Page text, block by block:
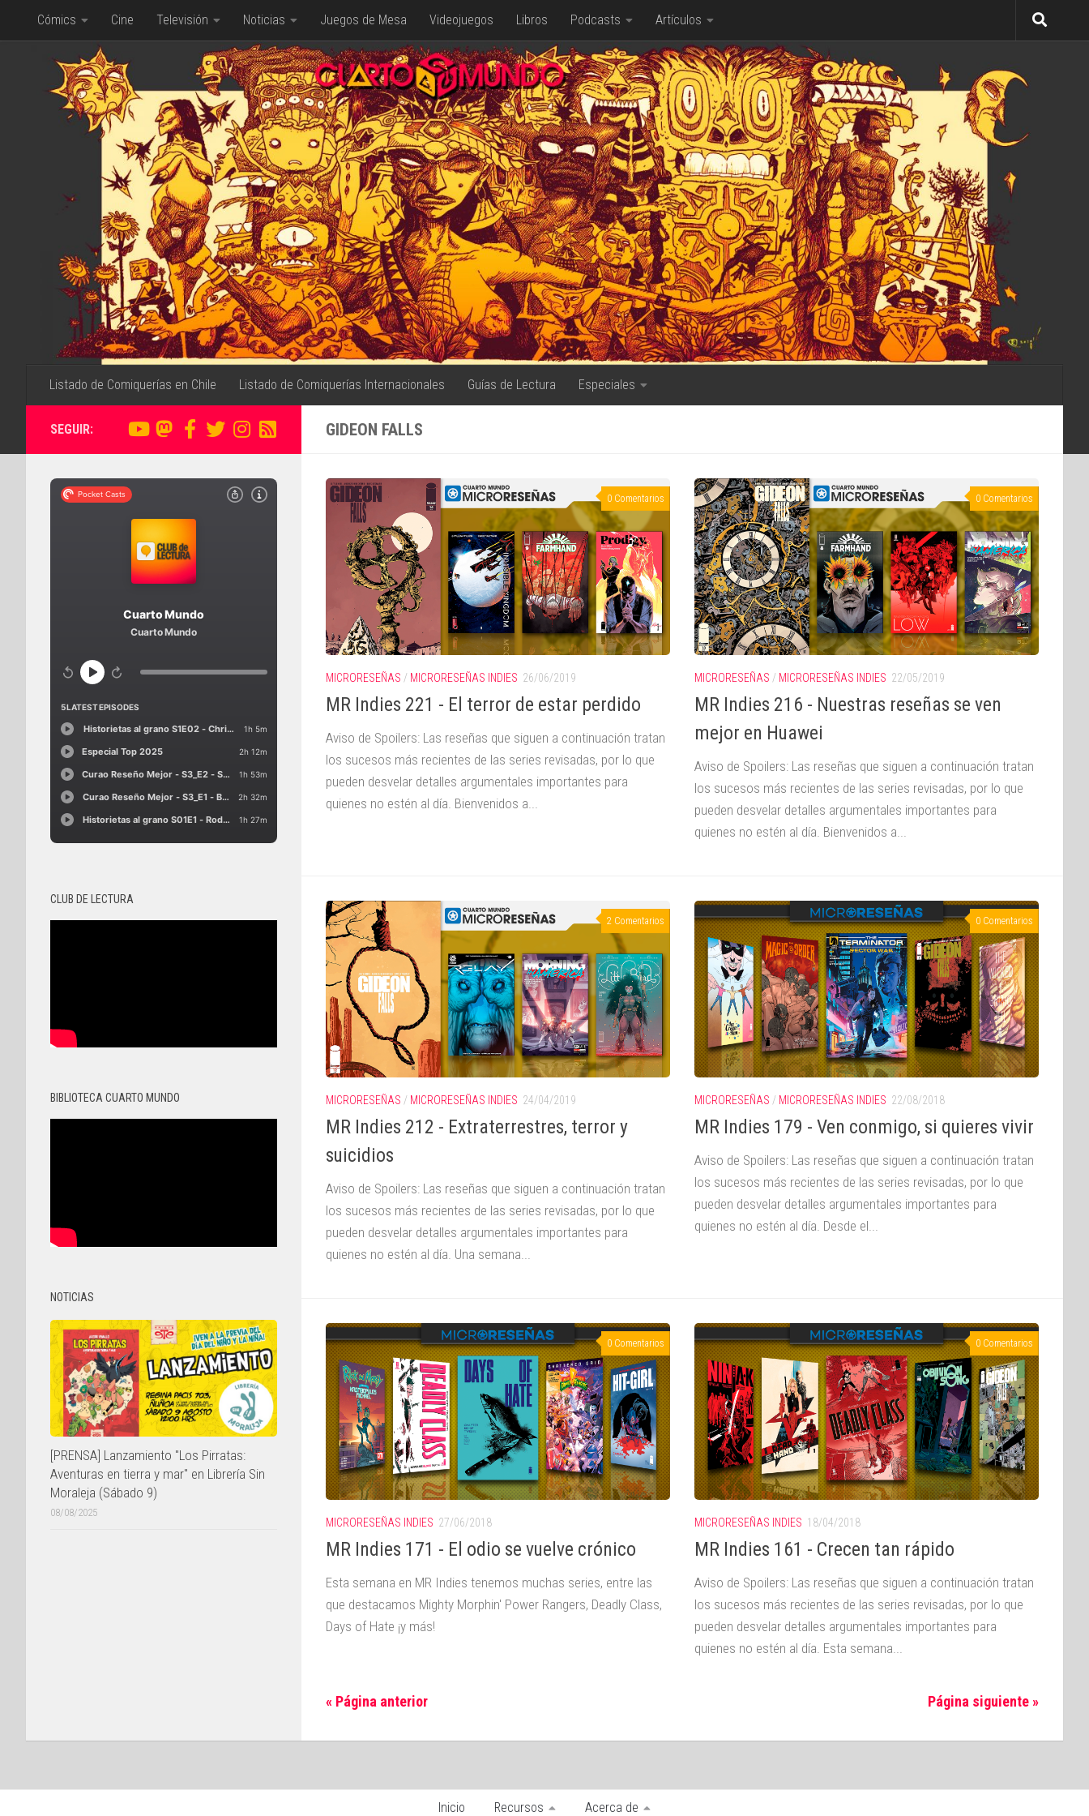
Saltar al contenido
Cómics Cine Televisión Noticias Juegos de Mesa Videojuegos Libros Podcasts Artículos
Listado de Comiquerías en Chile Listado de Comiquerías Internacionales Guías de Lectura Especiales
GIDEON FALLS
0 Comentarios
MICRORESEÑAS / MICRORESEÑAS INDIES 26/06/2019
MR Indies 221 - El terror de estar perdido
Aviso de Spoilers: Las reseñas que siguen a continuación tratan
los sucesos más recientes de las series revisadas, por lo que
pueden desvelar detalles argumentales importantes para
quienes no estén al día. Bienvenidos a...
0 Comentarios
MICRORESEÑAS / MICRORESEÑAS INDIES 22/05/2019
MR Indies 216 - Nuestras reseñas se ven
mejor en Huawei
Aviso de Spoilers: Las reseñas que siguen a continuación tratan
los sucesos más recientes de las series revisadas, por lo que
pueden desvelar detalles argumentales importantes para
quienes no estén al día. Bienvenidos a...
2 Comentarios
MICRORESEÑAS / MICRORESEÑAS INDIES 24/04/2019
MR Indies 212 - Extraterrestres, terror y
suicidios
Aviso de Spoilers: Las reseñas que siguen a continuación tratan
los sucesos más recientes de las series revisadas, por lo que
pueden desvelar detalles argumentales importantes para
quienes no estén al día. Una semana...
0 Comentarios
MICRORESEÑAS / MICRORESEÑAS INDIES 22/08/2018
MR Indies 179 - Ven conmigo, si quieres vivir
Aviso de Spoilers: Las reseñas que siguen a continuación tratan
los sucesos más recientes de las series revisadas, por lo que
pueden desvelar detalles argumentales importantes para
quienes no estén al día. Desde el...
0 Comentarios
MICRORESEÑAS INDIES 27/06/2018
MR Indies 171 - El odio se vuelve crónico
Esta semana en MR Indies tenemos muchas series, entre las
que destacamos Mighty Morphin' Power Rangers, Deadly Class,
Days of Hate ¡y más!
0 Comentarios
MICRORESEÑAS INDIES 18/04/2018
MR Indies 161 - Crecen tan rápido
Aviso de Spoilers: Las reseñas que siguen a continuación tratan
los sucesos más recientes de las series revisadas, por lo que
pueden desvelar detalles argumentales importantes para
quienes no estén al día. Esta semana...
« Página anterior Página siguiente »
SEGUIR:
CLUB DE LECTURA
BIBLIOTECA CUARTO MUNDO
NOTICIAS
[PRENSA] Lanzamiento "Los Pirratas:
Aventuras en tierra y mar" en Librería Sin
Moraleja (Sábado 9)
08/08/2025
Inicio Recursos Acerca de